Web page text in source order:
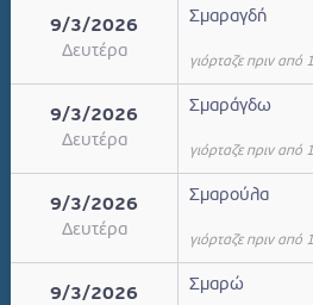
9/3/2026
Δευτέρα
Σμαραγδή
γιόρταζε πριν από
9/3/2026
Δευτέρα
Σμαράγδω
γιόρταζε πριν από
9/3/2026
Δευτέρα
Σμαρούλα
γιόρταζε πριν από
9/3/2026
Σμαρώ